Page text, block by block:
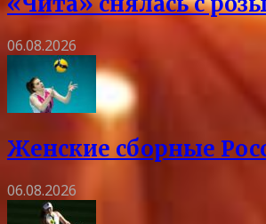
06.08.2026
Женские сборные
06.08.2026